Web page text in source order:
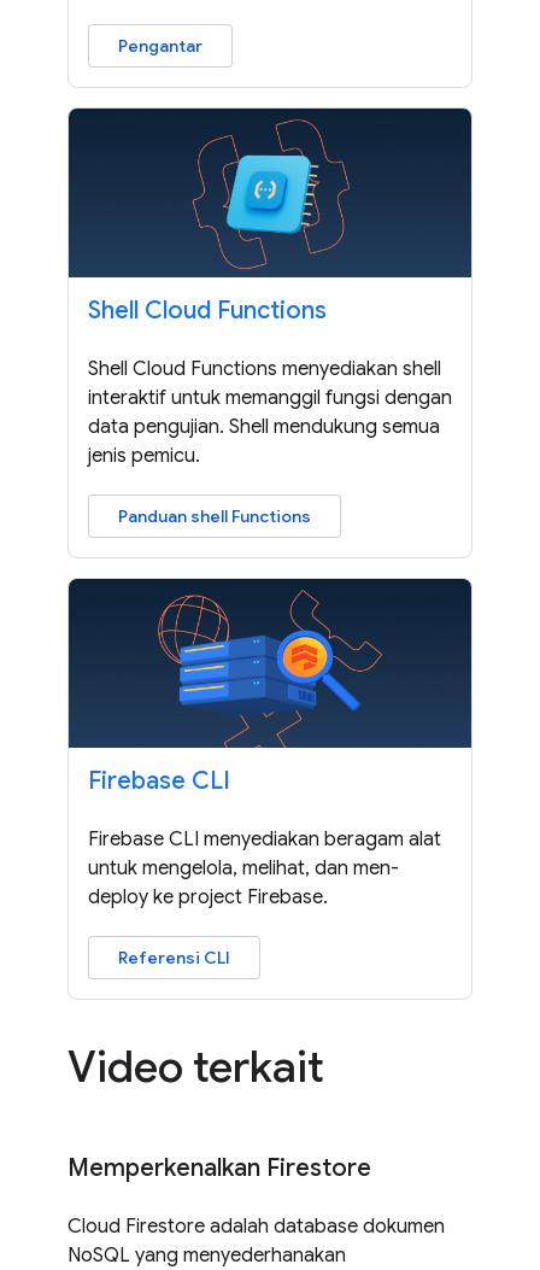
Pengantar
Shell Cloud Functions
Shell Cloud Functions menyediakan shell
interaktif untuk memanggil fungsi dengan
data pengujian. Shell mendukung semua
jenis pemicu.
Panduan shell Functions
Firebase CLI
Firebase CLI menyediakan beragam alat
untuk mengelola, melihat, dan men-
deploy ke project Firebase.
Referensi CLI
Video terkait
Memperkenalkan Firestore
Cloud Firestore adalah database dokumen
NoSQL yang menyederhanakan